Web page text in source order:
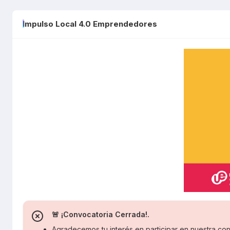
Impulso Local 4.0 Emprendedores
🚨 ¡Convocatoria Cerrada!.